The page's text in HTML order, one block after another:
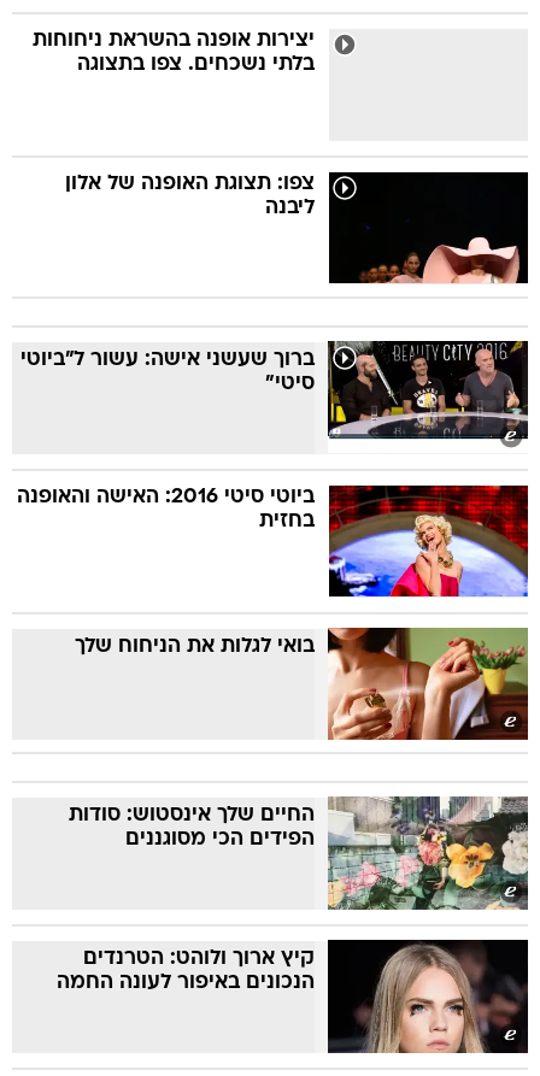
יצירות אופנה בהשראת ניחוחות
בלתי נשכחים. צפו בתצוגה
צפו: תצוגת האופנה של אלון
ליבנה
ברוך שעשני אישה: עשור ל"ביוטי
סיטי"
ביוטי סיטי 2016: האישה והאופנה
בחזית
בואי לגלות את הניחוח שלך
החיים שלך אינסטוש: סודות
הפידים הכי מסוגננים
קיץ ארוך ולוהט: הטרנדים
הנכונים באיפור לעונה החמה